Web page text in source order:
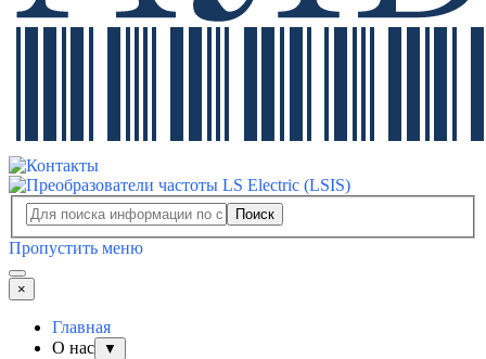
Поиск
Пропустить меню
×
Главная
О нас
▼